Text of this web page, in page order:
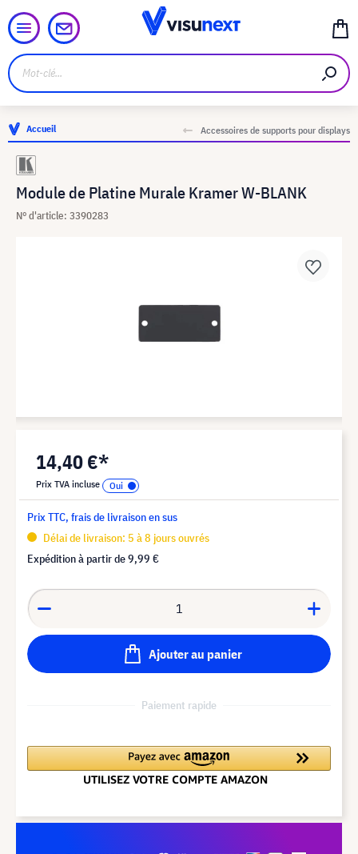
Accueil Accessoires de supports pour displays
Module de Platine Murale Kramer W-BLANK
N° d'article: 3390283
14,40 €*
Prix TVA incluse
Prix TTC, frais de livraison en sus
Délai de livraison: 5 à 8 jours ouvrés
Expédition à partir de9,99 €
Ajouter au panier
Paiement rapide